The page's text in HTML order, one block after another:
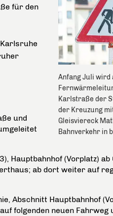
Anfang Juli wird
Karlstraße der
der Kreuzung
Gleisviereck
Bahnverkehr in
für den
und
Hauptbahnhof (Vorplatz)
ab dort weiter auf
Abschnitt Hauptbahnhof
folgenden neuen Fahrweg